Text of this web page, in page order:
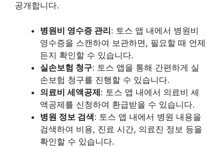
공개합니다.
병원비 영수증 관리: 토스 앱 내에서 병원비
영수증을 스캔하여 보관하면, 필요할 때 언제
든지 확인할 수 있습니다.
실손보험 청구: 토스 앱을 통해 간편하게 실
손보험 청구를 진행할 수 있습니다.
의료비 세액공제: 토스 앱 내에서 의료비 세
액공제를 신청하여 환급받을 수 있습니다.
병원 정보 검색: 토스 앱 내에서 병원 내용을
검색하여 비용, 진료 시간, 의료진 정보 등을
확인할 수 있습니다.